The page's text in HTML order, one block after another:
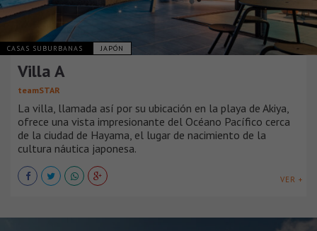
CASAS SUBURBANAS JAPÓN
Villa A
teamSTAR
La villa, llamada así por su ubicación en la playa de Akiya,
ofrece una vista impresionante del Océano Pacífico cerca
de la ciudad de Hayama, el lugar de nacimiento de la
cultura náutica japonesa.
VER +